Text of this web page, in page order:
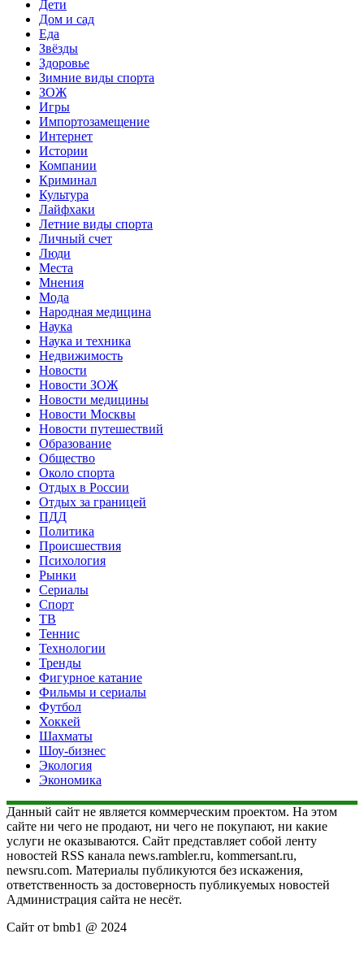
Дети
Дом и сад
Еда
Звёзды
Здоровье
Зимние виды спорта
ЗОЖ
Игры
Импортозамещение
Интернет
Истории
Компании
Криминал
Культура
Лайфхаки
Летние виды спорта
Личный счет
Люди
Места
Мнения
Мода
Народная медицина
Наука
Наука и техника
Недвижимость
Новости
Новости ЗОЖ
Новости медицины
Новости Москвы
Новости путешествий
Образование
Общество
Около спорта
Отдых в России
Отдых за границей
ПДД
Политика
Происшествия
Психология
Рынки
Сериалы
Спорт
ТВ
Теннис
Технологии
Тренды
Фигурное катание
Фильмы и сериалы
Футбол
Хоккей
Шахматы
Шоу-бизнес
Экология
Экономика
Данный сайт не является коммерческим проектом. На этом
сайте ни чего не продают, ни чего не покупают, ни какие
услуги не оказываются. Сайт представляет собой ленту
новостей RSS канала news.rambler.ru, kommersant.ru,
newsru.com. Материалы публикуются без искажения,
ответственность за достоверность публикуемых новостей
Администрация сайта не несёт.
Сайт от bmb1 @ 2024